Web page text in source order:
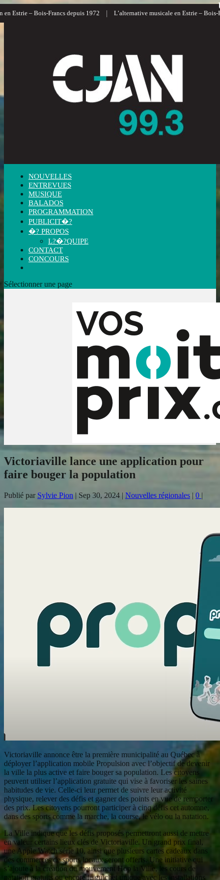
Estrie – Bois-Francs depuis 1972 L’alternative musicale en Estrie – Bois-
NOUVELLES
ENTREVUES
MUSIQUE
BALADOS
PROGRAMMATION
PUBLICIT�?
�? PROPOS
L?�?QUIPE
CONTACT
CONCOURS
Sélectionner une page
Victoriaville lance une application pour
faire bouger la population
Publié par Sylvie Pion | Sep 30, 2024 | Nouvelles régionales | 0 |
Victoriaville annonce être la première municipalité au Québec à
déployer l’application mobile Propulsion avec l’objectif de devenir
la ville la plus active et faire bouger sa population. Les citoyens
peuvent utiliser l’application gratuite qui vise à favoriser les saines
habitudes de vie. Celle-ci leur permet de suivre leur activité
physique, relever des défis et gagner des points en vue de remporter
des prix. Les citoyens pourront participer à cinq défis cet automne,
dans des sports comme la marche, la course, le vélo ou la natation.
La Ville indique que les défis proposés permettront aussi de mettre
en valeur certains lieux clés de Victoriaville. Un grand prix final,
une Apple Watch série 10, ainsi que plusieurs cartes cadeaux dans
des commerces de sports locaux seront offerts. Une initiative qui
s’ajoute à la création du mouvement Hop la Ville, les cours de
natation gratuits ou encore le guichet unique avec les installations